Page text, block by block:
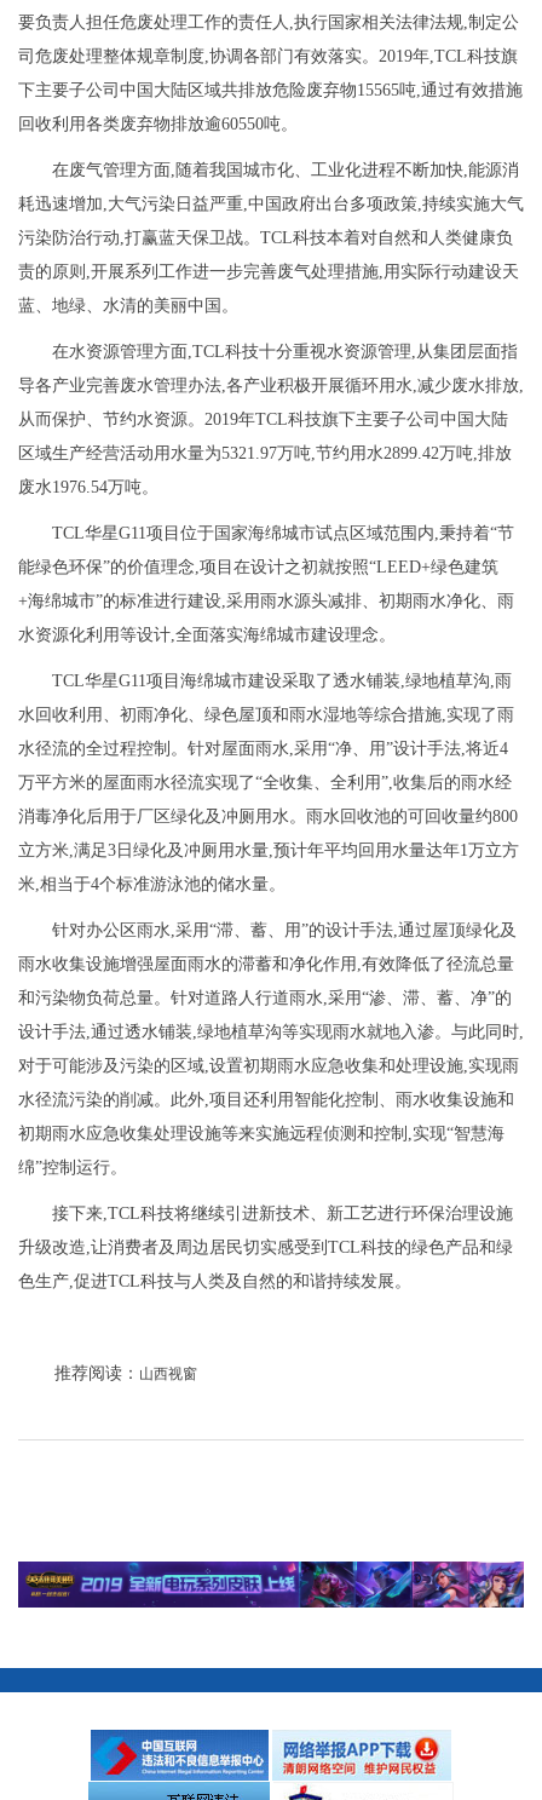
要负责人担任危废处理工作的责任人,执行国家相关法律法规,制定公
司危废处理整体规章制度,协调各部门有效落实。2019年,TCL科技旗
下主要子公司中国大陆区域共排放危险废弃物15565吨,通过有效措施
回收利用各类废弃物排放逾60550吨。
在废气管理方面,随着我国城市化、工业化进程不断加快,能源消
耗迅速增加,大气污染日益严重,中国政府出台多项政策,持续实施大气
污染防治行动,打赢蓝天保卫战。TCL科技本着对自然和人类健康负
责的原则,开展系列工作进一步完善废气处理措施,用实际行动建设天
蓝、地绿、水清的美丽中国。
在水资源管理方面,TCL科技十分重视水资源管理,从集团层面指
导各产业完善废水管理办法,各产业积极开展循环用水,减少废水排放,
从而保护、节约水资源。2019年TCL科技旗下主要子公司中国大陆
区域生产经营活动用水量为5321.97万吨,节约用水2899.42万吨,排放
废水1976.54万吨。
TCL华星G11项目位于国家海绵城市试点区域范围内,秉持着“节
能绿色环保”的价值理念,项目在设计之初就按照“LEED+绿色建筑
+海绵城市”的标准进行建设,采用雨水源头减排、初期雨水净化、雨
水资源化利用等设计,全面落实海绵城市建设理念。
TCL华星G11项目海绵城市建设采取了透水铺装,绿地植草沟,雨
水回收利用、初雨净化、绿色屋顶和雨水湿地等综合措施,实现了雨
水径流的全过程控制。针对屋面雨水,采用“净、用”设计手法,将近4
万平方米的屋面雨水径流实现了“全收集、全利用”,收集后的雨水经
消毒净化后用于厂区绿化及冲厕用水。雨水回收池的可回收量约800
立方米,满足3日绿化及冲厕用水量,预计年平均回用水量达年1万立方
米,相当于4个标准游泳池的储水量。
针对办公区雨水,采用“滞、蓄、用”的设计手法,通过屋顶绿化及
雨水收集设施增强屋面雨水的滞蓄和净化作用,有效降低了径流总量
和污染物负荷总量。针对道路人行道雨水,采用“渗、滞、蓄、净”的
设计手法,通过透水铺装,绿地植草沟等实现雨水就地入渗。与此同时,
对于可能涉及污染的区域,设置初期雨水应急收集和处理设施,实现雨
水径流污染的削减。此外,项目还利用智能化控制、雨水收集设施和
初期雨水应急收集处理设施等来实施远程侦测和控制,实现“智慧海
绵”控制运行。
接下来,TCL科技将继续引进新技术、新工艺进行环保治理设施
升级改造,让消费者及周边居民切实感受到TCL科技的绿色产品和绿
色生产,促进TCL科技与人类及自然的和谐持续发展。
推荐阅读： 山西视窗